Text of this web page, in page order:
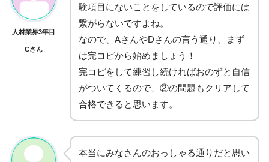
人材業界3年目
Cさん
験項目にないことをしているので評価には
繋がらないですよね。
なので、AさんやDさんの言う通り、まず
は完コピから始めましょう！
完コピをして練習し続ければおのずと自信
がついてくるので、②の問題もクリアして
合格できると思います。
本当にみなさんのおっしゃる通りだと思い